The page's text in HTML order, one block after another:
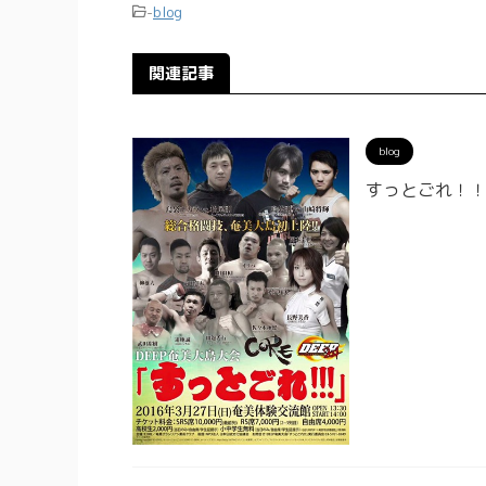
-blog
関連記事
blog
すっとごれ！